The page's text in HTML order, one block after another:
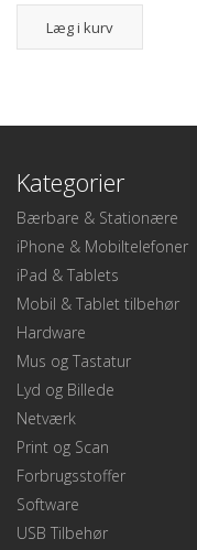
Læg i kurv
Kategorier
Bærbare & Stationære
iPhone & Mobiltelefoner
iPad & Tablets
Mobil & Tablet tilbehør
Hardware
Mus og Tastatur
Lyd og Billede
Netværk
Print og Scan
Forbrugsstoffer
Software
USB Tilbehør